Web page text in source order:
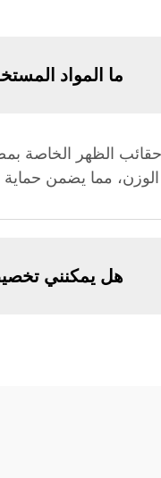
ما المواد
الظهر الخاصة
مما يضمن حماية
هل يمكنني